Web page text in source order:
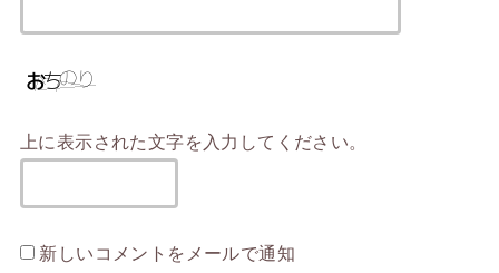
上に表示された文字を入力してください。
新しいコメントをメールで通知